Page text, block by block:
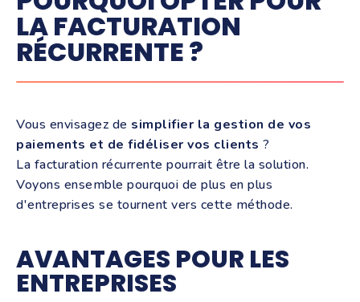
LA FACTURATION
RÉCURRENTE ?
Vous envisagez de simplifier la gestion de vos
paiements et de fidéliser vos clients ?
La facturation récurrente pourrait être la solution.
Voyons ensemble pourquoi de plus en plus
d'entreprises se tournent vers cette méthode.
AVANTAGES POUR LES
ENTREPRISES